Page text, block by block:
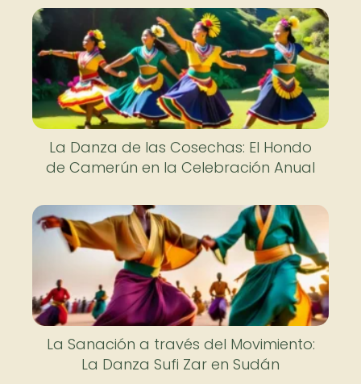
La Danza de las Cosechas: El Hondo
de Camerún en la Celebración Anual
La Sanación a través del Movimiento:
La Danza Sufi Zar en Sudán